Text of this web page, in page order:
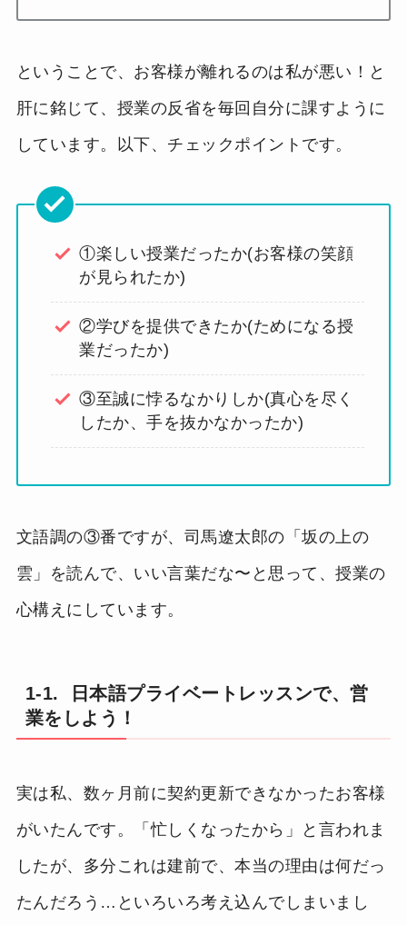
ということで、お客様が離れるのは私が悪い！と
肝に銘じて、授業の反省を毎回自分に課すように
しています。以下、チェックポイントです。
①楽しい授業だったか(お客様の笑顔
が見られたか)
②学びを提供できたか(ためになる授
業だったか)
③至誠に悖るなかりしか(真心を尽く
したか、手を抜かなかったか)
文語調の③番ですが、司馬遼太郎の「坂の上の
雲」を読んで、いい言葉だな〜と思って、授業の
心構えにしています。
1-1. 日本語プライベートレッスンで、営
業をしよう！
実は私、数ヶ月前に契約更新できなかったお客様
がいたんです。「忙しくなったから」と言われま
したが、多分これは建前で、本当の理由は何だっ
たんだろう…といろいろ考え込んでしまいまし